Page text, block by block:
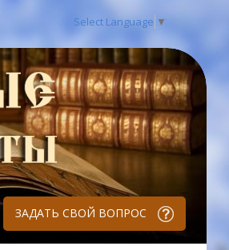
Select Language ▼
ЗАДАТЬ СВОЙ ВОПРОС